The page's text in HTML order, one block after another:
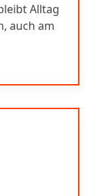
Alltag
auch am